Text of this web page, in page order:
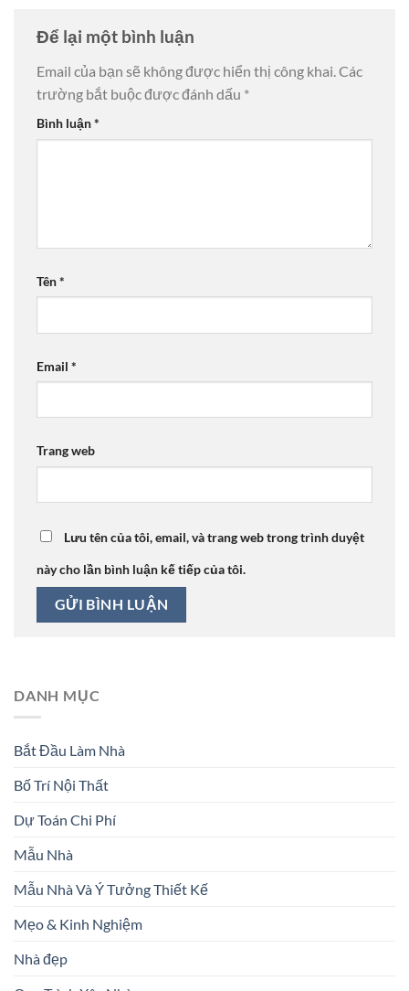
Để lại một bình luận
Email của bạn sẽ không được hiển thị công khai.Các
trường bắt buộc được đánh dấu *
Bình luận*
Tên*
Email *
Trang web
Lưu tên của tôi, email, và trang web trong trình duyệt
này cho lần bình luận kế tiếp của tôi.
DANH MỤC
Bắt Đầu Làm Nhà
Bố Trí Nội Thất
Dự Toán Chi Phí
Mẫu Nhà
Mẫu Nhà Và Ý Tưởng Thiết Kế
Mẹo & Kinh Nghiệm
Nhà đẹp